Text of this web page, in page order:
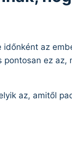
az
ez az,
az, amitől